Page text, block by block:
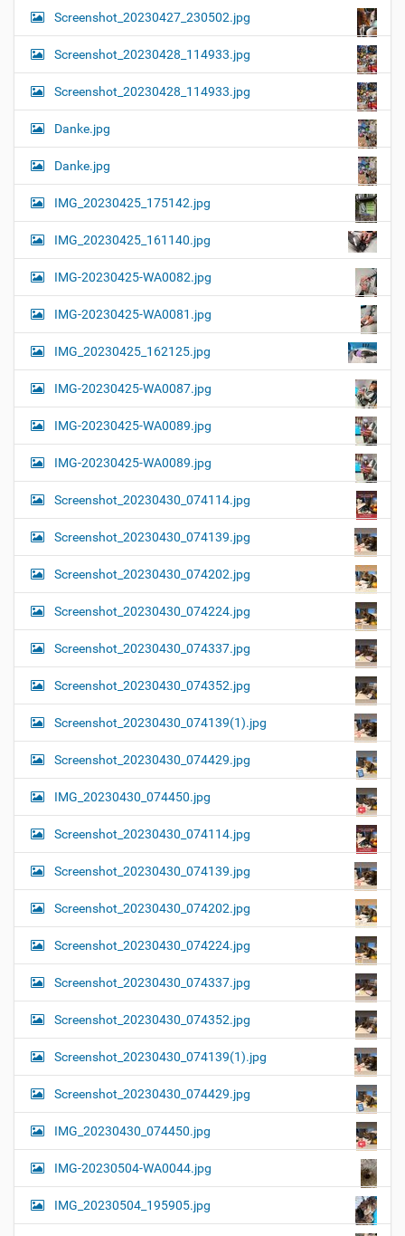
Screenshot_20230427_230502.jpg
Screenshot_20230428_114933.jpg
Screenshot_20230428_114933.jpg
Danke.jpg
Danke.jpg
IMG_20230425_175142.jpg
IMG_20230425_161140.jpg
IMG-20230425-WA0082.jpg
IMG-20230425-WA0081.jpg
IMG_20230425_162125.jpg
IMG-20230425-WA0087.jpg
IMG-20230425-WA0089.jpg
IMG-20230425-WA0089.jpg
Screenshot_20230430_074114.jpg
Screenshot_20230430_074139.jpg
Screenshot_20230430_074202.jpg
Screenshot_20230430_074224.jpg
Screenshot_20230430_074337.jpg
Screenshot_20230430_074352.jpg
Screenshot_20230430_074139(1).jpg
Screenshot_20230430_074429.jpg
IMG_20230430_074450.jpg
Screenshot_20230430_074114.jpg
Screenshot_20230430_074139.jpg
Screenshot_20230430_074202.jpg
Screenshot_20230430_074224.jpg
Screenshot_20230430_074337.jpg
Screenshot_20230430_074352.jpg
Screenshot_20230430_074139(1).jpg
Screenshot_20230430_074429.jpg
IMG_20230430_074450.jpg
IMG-20230504-WA0044.jpg
IMG_20230504_195905.jpg